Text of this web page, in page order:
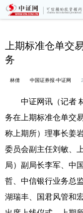
上期标准仓单交
务
林倩 中国证券报·中证网
中证网讯（记者 林
务在上期标准仓单交
称上期所）理事长姜
委员会副主任刘敏、
局）副局长李军、中
哲、中信银行业务总
湖瑞丰、国君风管和